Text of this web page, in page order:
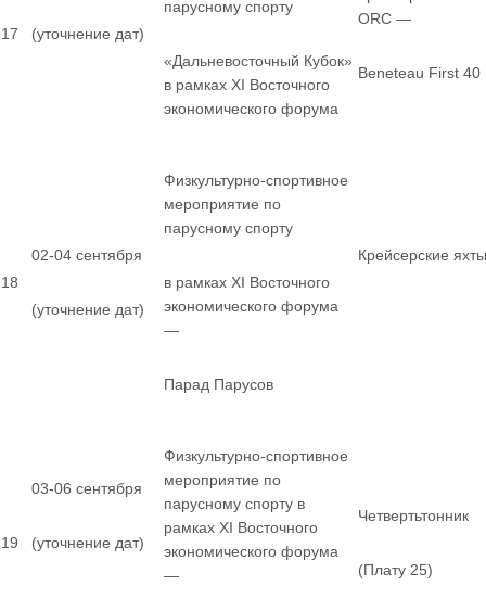
17 (уточнение дат)
парусному спорту
«Дальневосточный Кубок»
в рамках XI Восточного
экономического форума
ORC —
Beneteau First 40
18
02-04 сентября
(уточнение дат)
Физкультурно-спортивное
мероприятие по
парусному спорту
в рамках XI Восточного
экономического форума
—
Парад Парусов
Крейсерские яхты
19
03-06 сентября
(уточнение дат)
Физкультурно-спортивное
мероприятие по
парусному спорту в
рамках XI Восточного
экономического форума
—
Четвертьтонник
(Плату 25)